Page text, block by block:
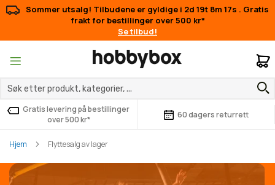
Sommer utsalg! Tilbudene er gyldige i 2d 19t 8m 16s . Gratis
frakt for bestillinger over 500 kr*
Se tilbud!
Gratis levering på bestillinger
over 500 kr*
60 dagers returrett
Hjem Flyttesalg av lager